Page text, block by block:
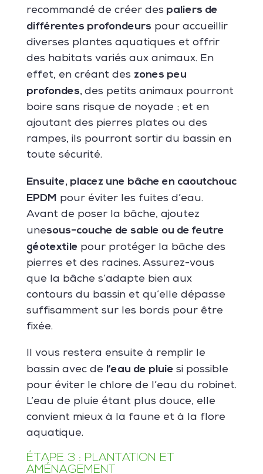
recommandé de créer des paliers de
différentes profondeurs pour accueillir
diverses plantes aquatiques et offrir
des habitats variés aux animaux. En
effet, en créant des zones peu
profondes, des petits animaux pourront
boire sans risque de noyade ; et en
ajoutant des pierres plates ou des
rampes, ils pourront sortir du bassin en
toute sécurité.
Ensuite, placez une bâche en caoutchouc
EPDM pour éviter les fuites d’eau.
Avant de poser la bâche, ajoutez
unesous-couche de sable ou de feutre
géotextile pour protéger la bâche des
pierres et des racines. Assurez-vous
que la bâche s’adapte bien aux
contours du bassin et qu’elle dépasse
suffisamment sur les bords pour être
fixée.
Il vous restera ensuite à remplir le
bassin avec de l’eau de pluie si possible
pour éviter le chlore de l’eau du robinet.
L’eau de pluie étant plus douce, elle
convient mieux à la faune et à la flore
aquatique.
ÉTAPE 3 : PLANTATION ET
AMÉNAGEMENT